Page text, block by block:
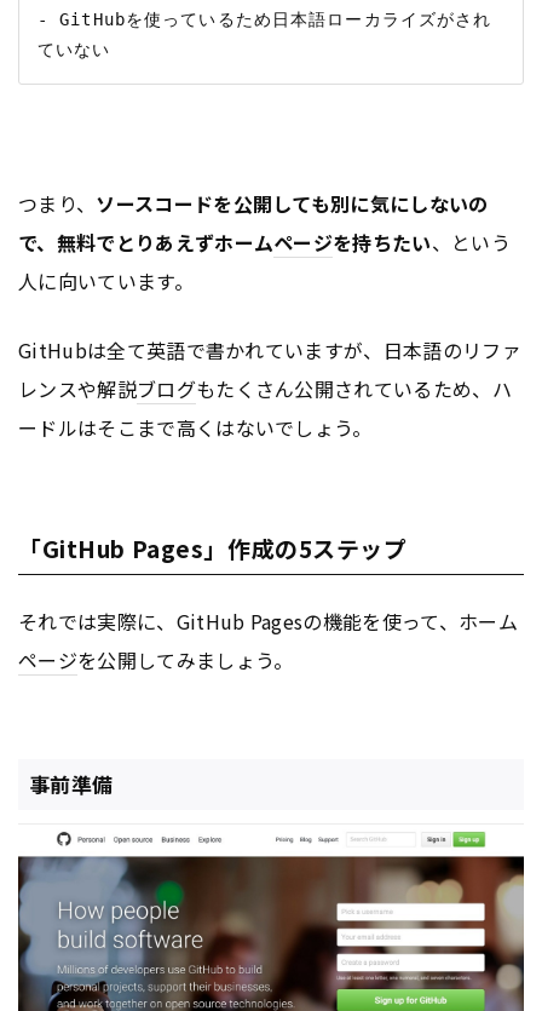
- GitHubを使っているため日本語ローカライズがされ
つまり、 ソースコードを公開しても別に気にしないの
で、無料でとりあえずホームページを持ちたい、という
人に向いています。
GitHubは全て英語で書かれていますが、日本語のリファ
レンスや解説ブログもたくさん公開されているため、ハ
ードルはそこまで高くはないでしょう。
「GitHub Pages」作成の5ステップ
それでは実際に、GitHub Pagesの機能を使って、ホーム
ページを公開してみましょう。
事前準備